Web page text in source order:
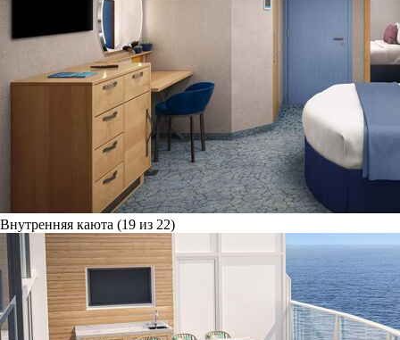
Внутренняя каюта (19 из 22)